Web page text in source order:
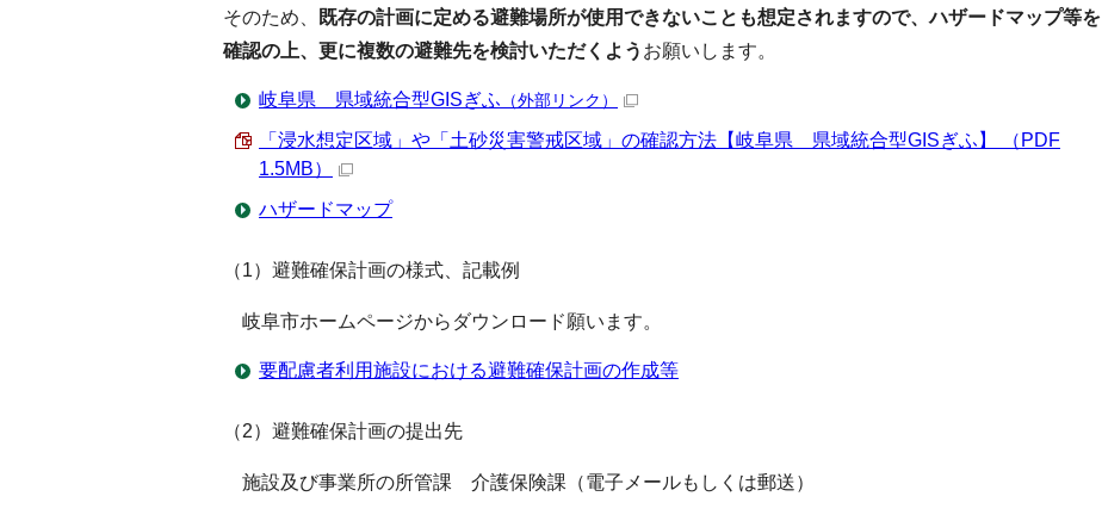
そのため、
既存の計画に定める避難場所が使用できないことも想定されますので、ハザードマップ等を
確認の上、更に複数の避難先を検討いただくよう お願いします。
岐阜県 県域統合型GISぎふ （外部リンク）
「浸水想定区域」や「土砂災害警戒区域」の確認方法【岐阜県 県域統合型GISぎふ】 （PDF
1.5MB）
ハザードマップ
（1）避難確保計画の様式、記載例
岐阜市ホームページからダウンロード願います。
要配慮者利用施設における避難確保計画の作成等
（2）避難確保計画の提出先
施設及び事業所の所管課 介護保険課（電子メールもしくは郵送）